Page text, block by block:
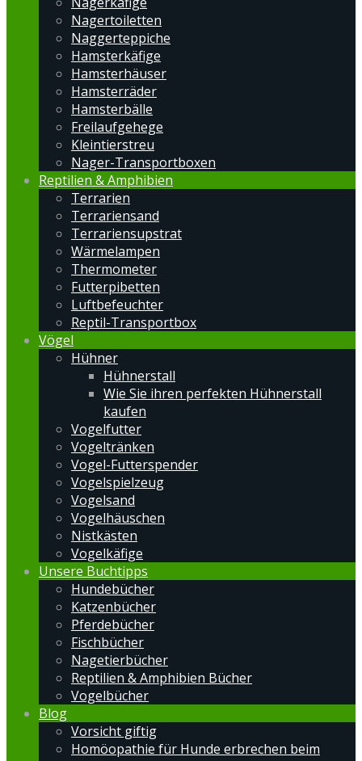
Nagertoiletten
Naggerteppiche
Hamsterkäfige
Hamsterhäuser
Hamsterräder
Hamsterbälle
Freilaufgehege
Kleintierstreu
Nager-Transportboxen
Reptilien & Amphibien
Terrarien
Terrariensand
Terrariensupstrat
Wärmelampen
Thermometer
Futterpibetten
Luftbefeuchter
Reptil-Transportbox
Vögel
Hühner
Hühnerstall
Wie Sie ihren perfekten Hühnerstall
kaufen
Vogelfutter
Vogeltränken
Vogel-Futterspender
Vogelspielzeug
Vogelsand
Vogelhäuschen
Nistkästen
Vogelkäfige
Unsere Buchtipps
Hundebücher
Katzenbücher
Pferdebücher
Fischbücher
Nagetierbücher
Reptilien & Amphibien Bücher
Vogelbücher
Blog
Vorsicht giftig
Homöopathie für Hunde erbrechen beim